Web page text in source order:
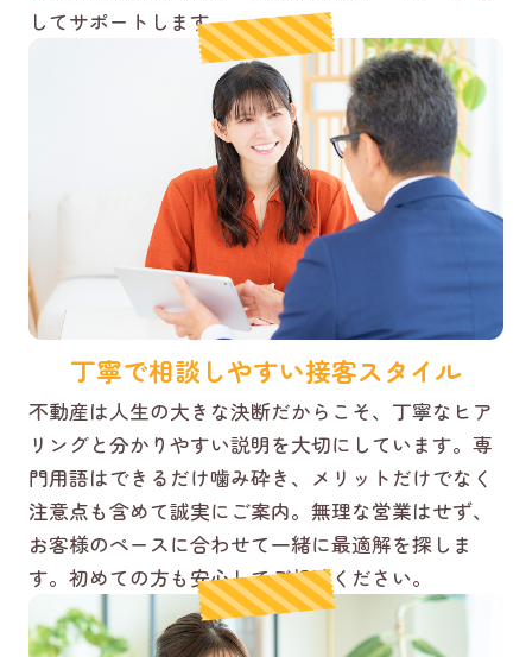
してサポートします。
丁寧で相談しやすい接客スタイル
不動産は人生の大きな決断だからこそ、丁寧なヒア
リングと分かりやすい説明を大切にしています。専
門用語はできるだけ噛み砕き、メリットだけでなく
注意点も含めて誠実にご案内。無理な営業はせず、
お客様のペースに合わせて一緒に最適解を探しま
す。初めての方も安心してご相談ください。